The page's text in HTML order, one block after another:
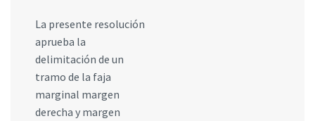
La presente resolución
aprueba la
delimitación de un
tramo de la faja
marginal margen
derecha y margen